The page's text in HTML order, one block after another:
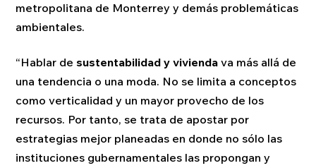
metropolitana de Monterrey y demás problemáticas
ambientales.
“Hablar de sustentabilidad y vivienda va más allá de
una tendencia o una moda. No se limita a conceptos
como verticalidad y un mayor provecho de los
recursos. Por tanto, se trata de apostar por
estrategias mejor planeadas en donde no sólo las
instituciones gubernamentales las propongan y